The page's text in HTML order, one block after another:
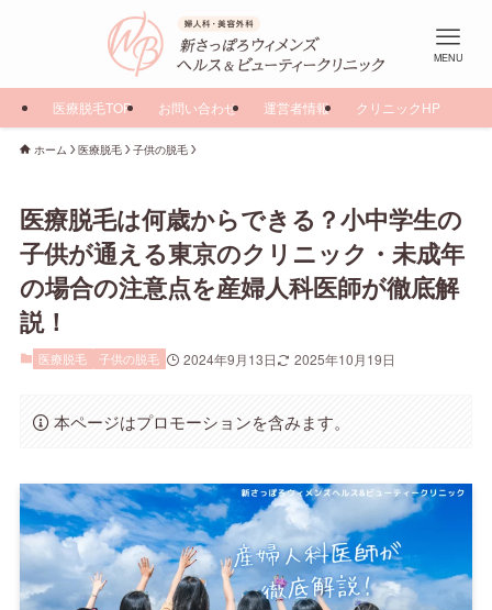
MENU
医療脱毛TOP お問い合わせ 運営者情報 クリニックHP
ホーム 医療脱毛 子供の脱毛
医療脱毛は何歳からできる？小中学生の
子供が通える東京のクリニック・未成年
の場合の注意点を産婦人科医師が徹底解
説！
医療脱毛 子供の脱毛 2024年9月13日 2025年10月19日
本ページはプロモーションを含みます。